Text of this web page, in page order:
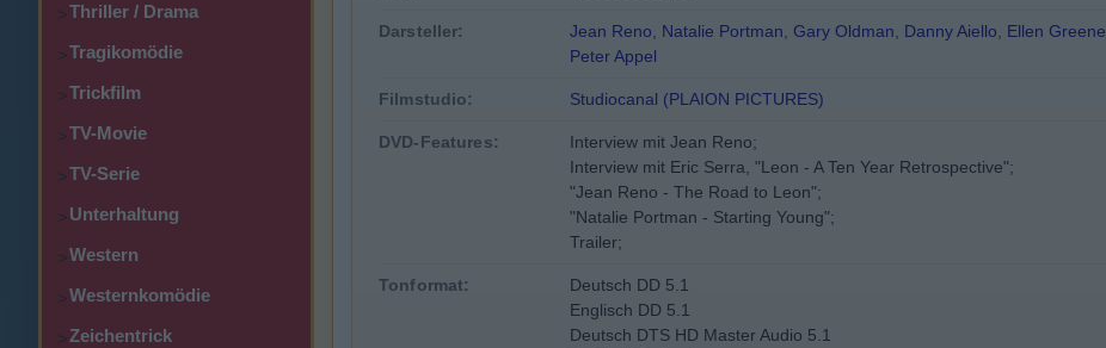
>Thriller / Drama
>Tragikomödie
>Trickfilm
>TV-Movie
>TV-Serie
>Unterhaltung
>Western
>Westernkomödie
>Zeichentrick
Darsteller: Jean Reno Natalie Portman Gary Oldman Danny Aiello Ellen Greene
Peter Appel
Filmstudio: Studiocanal (PLAION PICTURES)
DVD-Features:
Interview mit Jean Reno;
Interview mit Eric Serra, "Leon - A Ten Year Retrospective";
"Jean Reno - The Road to Leon";
"Natalie Portman - Starting Young";
Trailer;
Tonformat:
Deutsch DD 5.1
Englisch DD 5.1
Deutsch DTS HD Master Audio 5.1